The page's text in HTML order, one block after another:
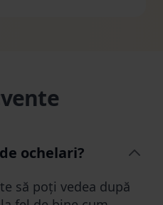
ochelari?
să poți vedea după